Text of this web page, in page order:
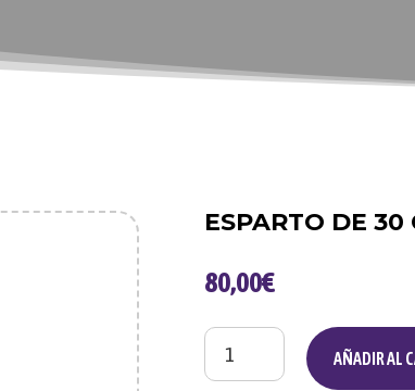
ESPARTO DE 30
80,00€
Esparto
AÑADIR AL